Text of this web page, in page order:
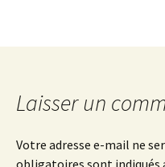
Laisser un
Votre adresse e-mail ne
obligatoires sont indiqués